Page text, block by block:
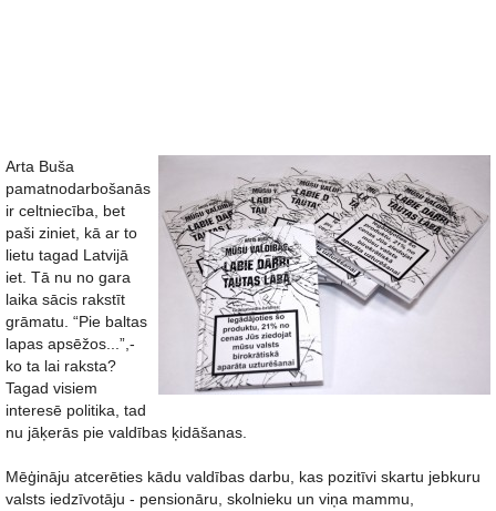
Arta Buša
pamatnodarbošanās
ir celtniecība, bet
paši ziniet, kā ar to
lietu tagad Latvijā
iet. Tā nu no gara
laika sācis rakstīt
grāmatu. “Pie baltas
lapas apsēžos...”,-
ko ta lai raksta?
Tagad visiem
interesē politika, tad
nu jāķerās pie valdības ķidāšanas.
Mēģināju atcerēties kādu valdības darbu, kas pozitīvi skartu jebkuru
valsts iedzīvotāju - pensionāru, skolnieku un viņa mammu,